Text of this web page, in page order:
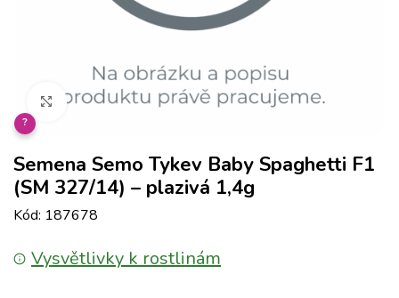
Klikněte pro zvětšení
?
Semena Semo Tykev Baby Spaghetti F1
(SM 327/14) – plazivá 1,4g
Kód: 187678
Vysvětlivky k rostlinám